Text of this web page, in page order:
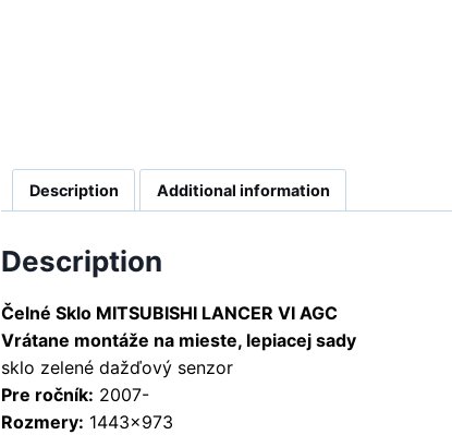
Description Additional information
Description
Čelné Sklo MITSUBISHI LANCER VI AGC
Vrátane montáže na mieste, lepiacej sady
sklo zelené dažďový senzor
Pre ročník: 2007-
Rozmery: 1443×973